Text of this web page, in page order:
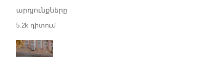
արդյունքները
5.2k դիտում